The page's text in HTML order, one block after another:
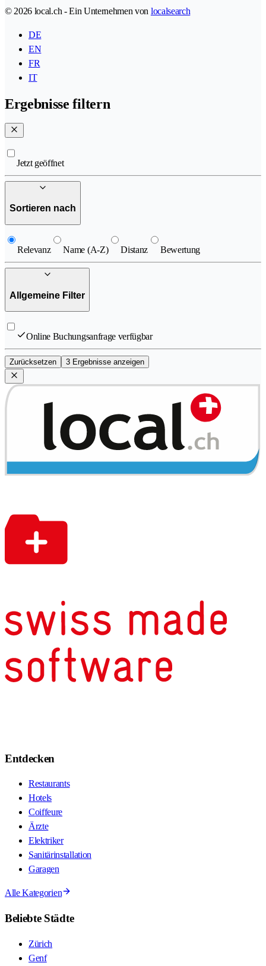
© 2026 local.ch - Ein Unternehmen von localsearch
DE
EN
FR
IT
Ergebnisse filtern
Jetzt geöffnet
Sortieren nach
Relevanz Name (A-Z) Distanz Bewertung
Allgemeine Filter
Online Buchungsanfrage verfügbar
Zurücksetzen 3 Ergebnisse anzeigen
Entdecken
Restaurants
Hotels
Coiffeure
Ärzte
Elektriker
Sanitärinstallation
Garagen
Alle Kategorien
Beliebte Städte
Zürich
Genf